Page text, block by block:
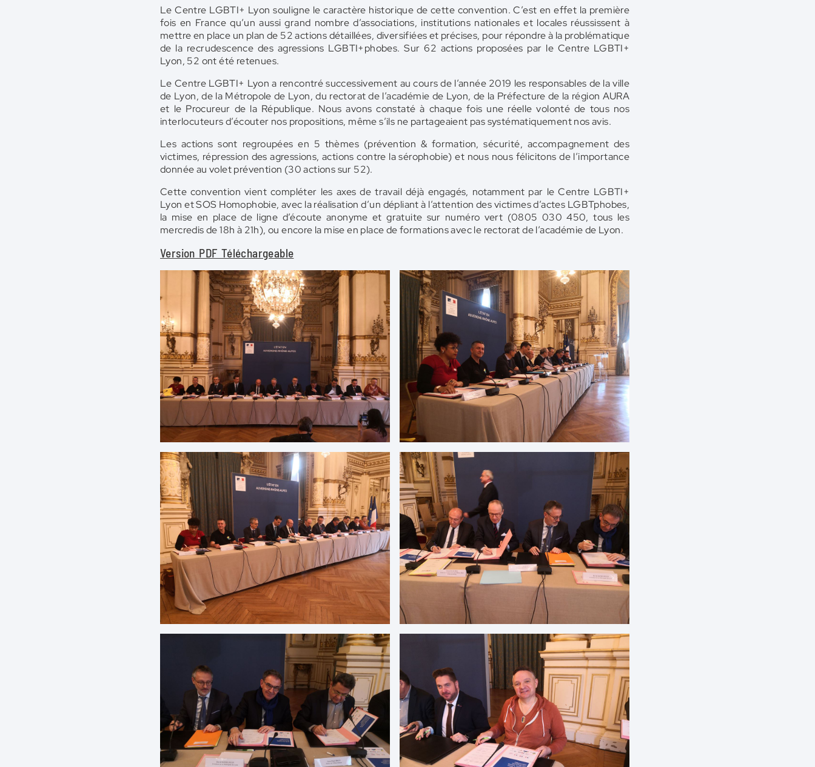
Le Centre LGBTI+ Lyon souligne le caractère historique de cette convention. C’est en effet la première
fois en France qu’un aussi grand nombre d’associations, institutions nationales et locales réussissent à
mettre en place un plan de 52 actions détaillées, diversifiées et précises, pour répondre à la problématique
de la recrudescence des agressions LGBTI+phobes. Sur 62 actions proposées par le Centre LGBTI+
Lyon, 52 ont été retenues.
Le Centre LGBTI+ Lyon a rencontré successivement au cours de l’année 2019 les responsables de la ville
de Lyon, de la Métropole de Lyon, du rectorat de l’académie de Lyon, de la Préfecture de la région AURA
et le Procureur de la République. Nous avons constaté à chaque fois une réelle volonté de tous nos
interlocuteurs d’écouter nos propositions, même s’ils ne partageaient pas systématiquement nos avis.
Les actions sont regroupées en 5 thèmes (prévention & formation, sécurité, accompagnement des
victimes, répression des agressions, actions contre la sérophobie) et nous nous félicitons de l’importance
donnée au volet prévention (30 actions sur 52).
Cette convention vient compléter les axes de travail déjà engagés, notamment par le Centre LGBTI+
Lyon et SOS Homophobie, avec la réalisation d’un dépliant à l’attention des victimes d’actes LGBTphobes,
la mise en place de ligne d’écoute anonyme et gratuite sur numéro vert (0805 030 450, tous les
mercredis de 18h à 21h), ou encore la mise en place de formations avec le rectorat de l’académie de Lyon.
Version PDF Téléchargeable